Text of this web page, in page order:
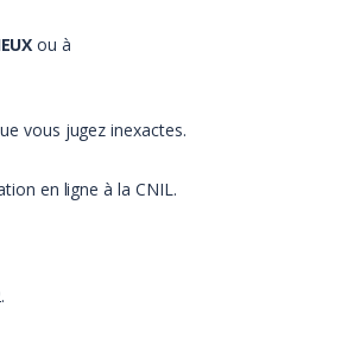
ou à
vous jugez inexactes.
en ligne à la CNIL.